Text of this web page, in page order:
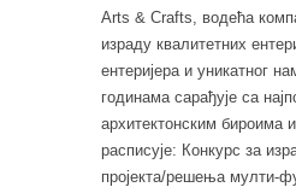
Arts & Crafts, водећа
израду квалитетних
ентеријера и уникатног
годинама сарађује са
архитектонским бироима
расписује: Конкурс за
пројекта/решења мулти-